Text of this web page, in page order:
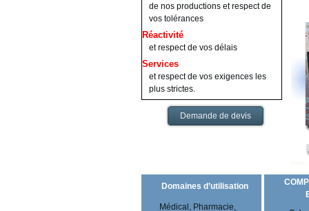
de nos productions et respect de
vos tolérances
Réactivité
et respect de vos délais
Services
et respect de vos exigences les
plus strictes.
Demande de devis
Domaines d’utilisation
Médical, Pharmacie,